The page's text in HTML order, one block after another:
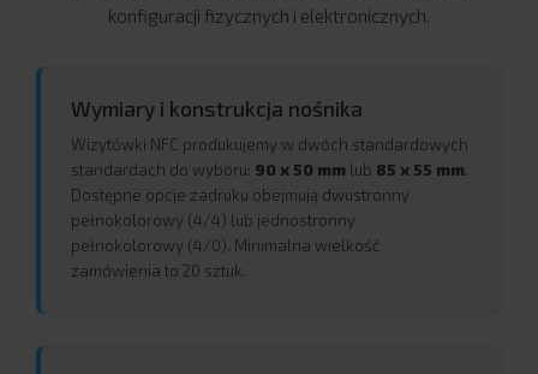
konfiguracji fizycznych i elektronicznych.
Wymiary i konstrukcja nośnika
Wizytówki NFC produkujemy w dwóch standardowych
standardach do wyboru: 90 x 50 mm lub 85 x 55 mm.
Dostępne opcje zadruku obejmują dwustronny
pełnokolorowy (4/4) lub jednostronny
pełnokolorowy (4/0). Minimalna wielkość
zamówienia to 20 sztuk.